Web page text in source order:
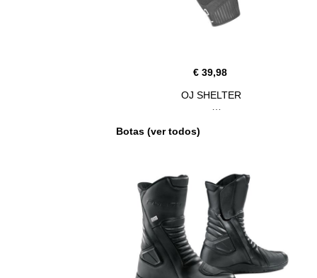
€ 39,98
OJ SHELTER
Botas (ver todos)